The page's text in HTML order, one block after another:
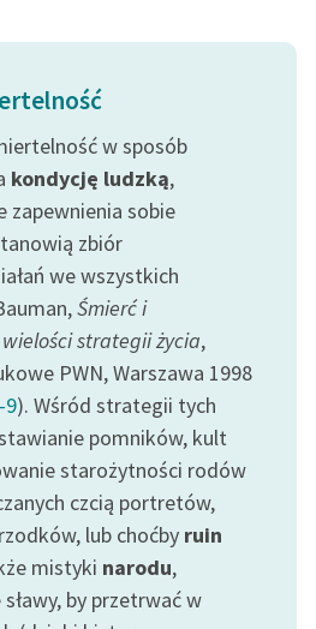
w sposób
kondycję ludzką,
sobie
zbiór
we wszystkich
Śmierć i
strategii życia,
PWN, Warszawa 1998
9). Wśród strategii tych
pomników, kult
starożytności rodów
czcią portretów,
lub choćby ruin
mistyki narodu,
by przetrwać w